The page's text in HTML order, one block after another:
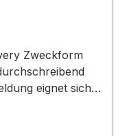
Zweckform
eignet sich